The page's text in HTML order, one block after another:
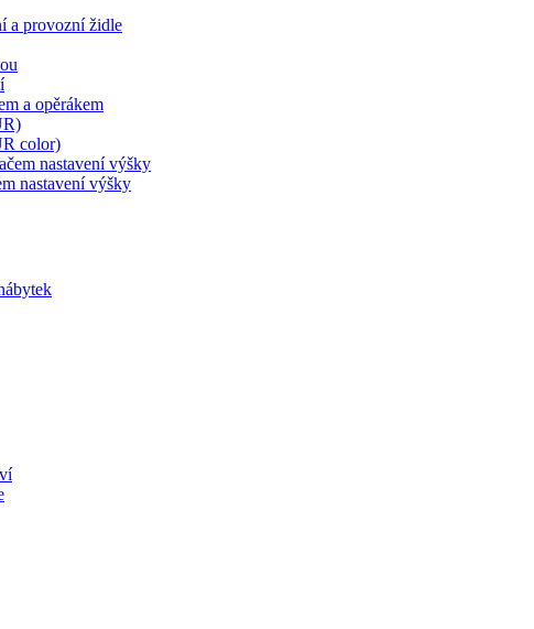
a provozní židle
a opěrákem
color)
nastavení výšky
nastavení výšky